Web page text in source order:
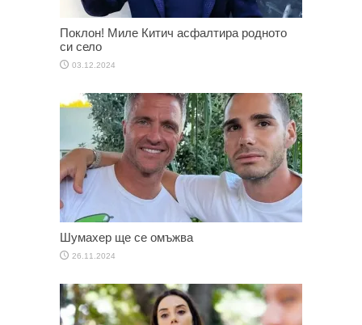
Поклон! Миле Китич асфалтира родното
си село
03.12.2024
Шумахер ще се омъжва
26.11.2024